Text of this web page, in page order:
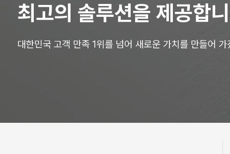
최고의 솔루션을 제공합
대한민국 고객 만족 1위를 넘어 새로운 가치를 만들어 가